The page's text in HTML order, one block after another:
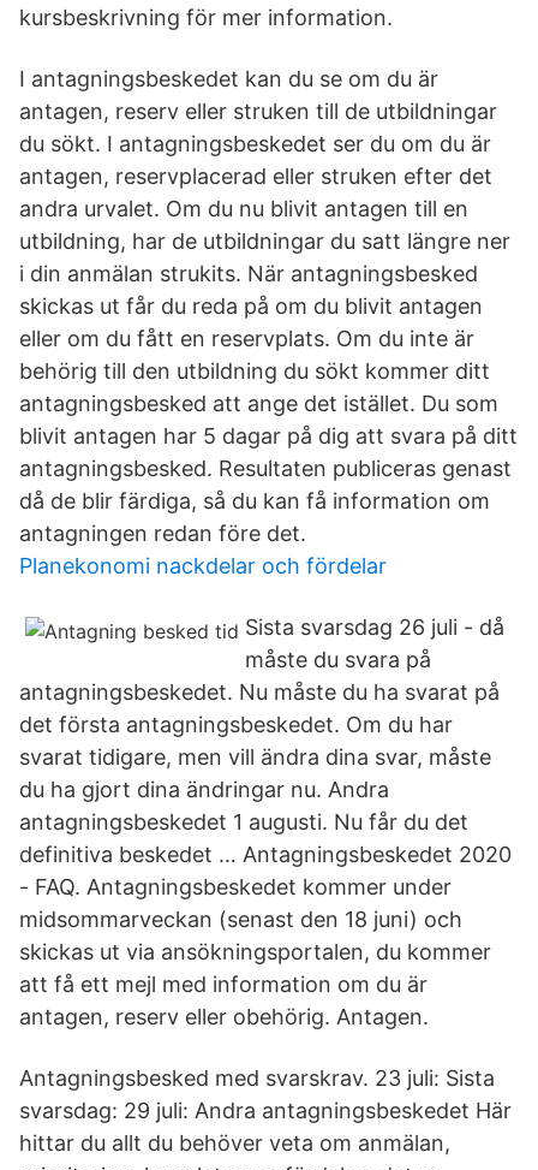
kursbeskrivning för mer information.
I antagningsbeskedet kan du se om du är
antagen, reserv eller struken till de utbildningar
du sökt. I antagningsbeskedet ser du om du är
antagen, reservplacerad eller struken efter det
andra urvalet. Om du nu blivit antagen till en
utbildning, har de utbildningar du satt längre ner
i din anmälan strukits. När antagningsbesked
skickas ut får du reda på om du blivit antagen
eller om du fått en reservplats. Om du inte är
behörig till den utbildning du sökt kommer ditt
antagningsbesked att ange det istället. Du som
blivit antagen har 5 dagar på dig att svara på ditt
antagningsbesked. Resultaten publiceras genast
då de blir färdiga, så du kan få information om
antagningen redan före det.
Planekonomi nackdelar och fördelar
Sista svarsdag 26 juli - då
måste du svara på
antagningsbeskedet. Nu måste du ha svarat på
det första antagningsbeskedet. Om du har
svarat tidigare, men vill ändra dina svar, måste
du ha gjort dina ändringar nu. Andra
antagningsbeskedet 1 augusti. Nu får du det
definitiva beskedet … Antagningsbeskedet 2020
- FAQ. Antagningsbeskedet kommer under
midsommarveckan (senast den 18 juni) och
skickas ut via ansökningsportalen, du kommer
att få ett mejl med information om du är
antagen, reserv eller obehörig. Antagen.
Antagningsbesked med svarskrav. 23 juli: Sista
svarsdag: 29 juli: Andra antagningsbeskedet Här
hittar du allt du behöver veta om anmälan,